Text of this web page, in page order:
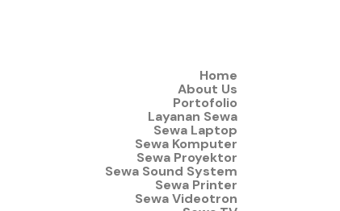
Home
About Us
Portofolio
Layanan Sewa
Sewa Laptop
Sewa Komputer
Sewa Proyektor
Sewa Sound System
Sewa Printer
Sewa Videotron